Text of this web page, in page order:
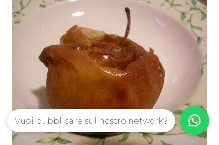
Vuoi pubblicare sul nostro network?